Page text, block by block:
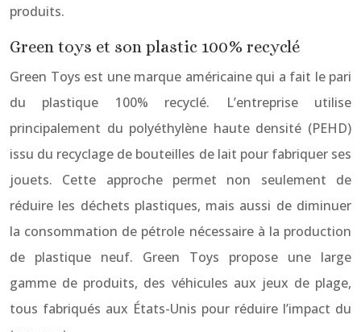
produits.
Green toys et son plastic 100% recyclé
Green Toys est une marque américaine qui a fait le pari
du plastique 100% recyclé. L’entreprise utilise
principalement du polyéthylène haute densité (PEHD)
issu du recyclage de bouteilles de lait pour fabriquer ses
jouets. Cette approche permet non seulement de
réduire les déchets plastiques, mais aussi de diminuer
la consommation de pétrole nécessaire à la production
de plastique neuf. Green Toys propose une large
gamme de produits, des véhicules aux jeux de plage,
tous fabriqués aux États-Unis pour réduire l’impact du